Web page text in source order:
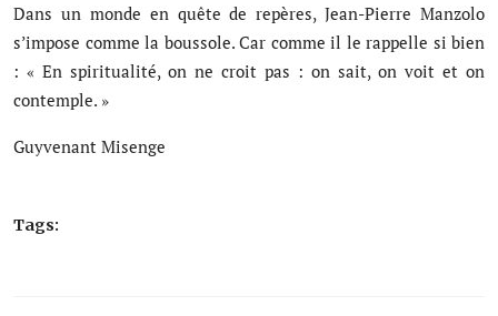
Dans un monde en quête de repères, Jean-Pierre Manzolo
s’impose comme la boussole. Car comme il le rappelle si bien
: « En spiritualité, on ne croit pas : on sait, on voit et on
contemple. »
Guyvenant Misenge
Tags: